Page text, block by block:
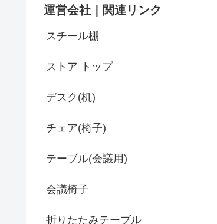
運営会社｜関連リンク
スチール棚
ストア トップ
デスク(机)
チェア(椅子)
テーブル(会議用)
会議椅子
折りたたみテーブル